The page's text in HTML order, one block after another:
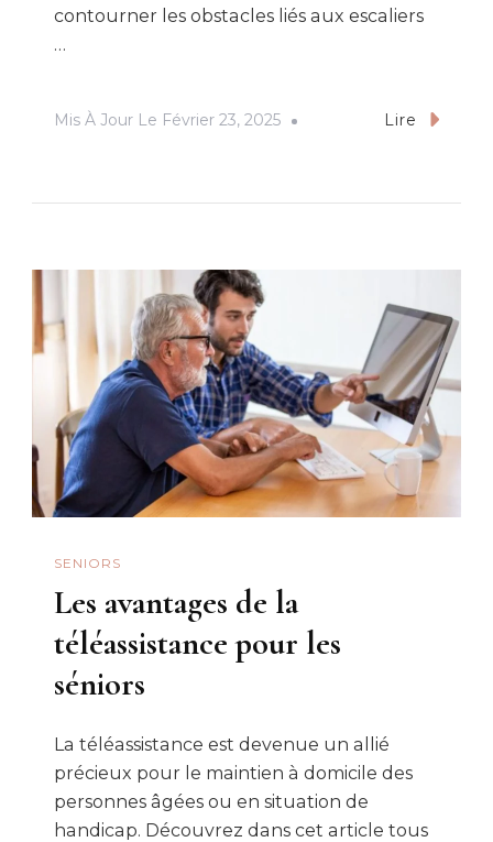
contourner les obstacles liés aux escaliers
…
Mis À Jour Le Février 23, 2025 Lire
SENIORS
Les avantages de la
téléassistance pour les
séniors
La téléassistance est devenue un allié
précieux pour le maintien à domicile des
personnes âgées ou en situation de
handicap. Découvrez dans cet article tous